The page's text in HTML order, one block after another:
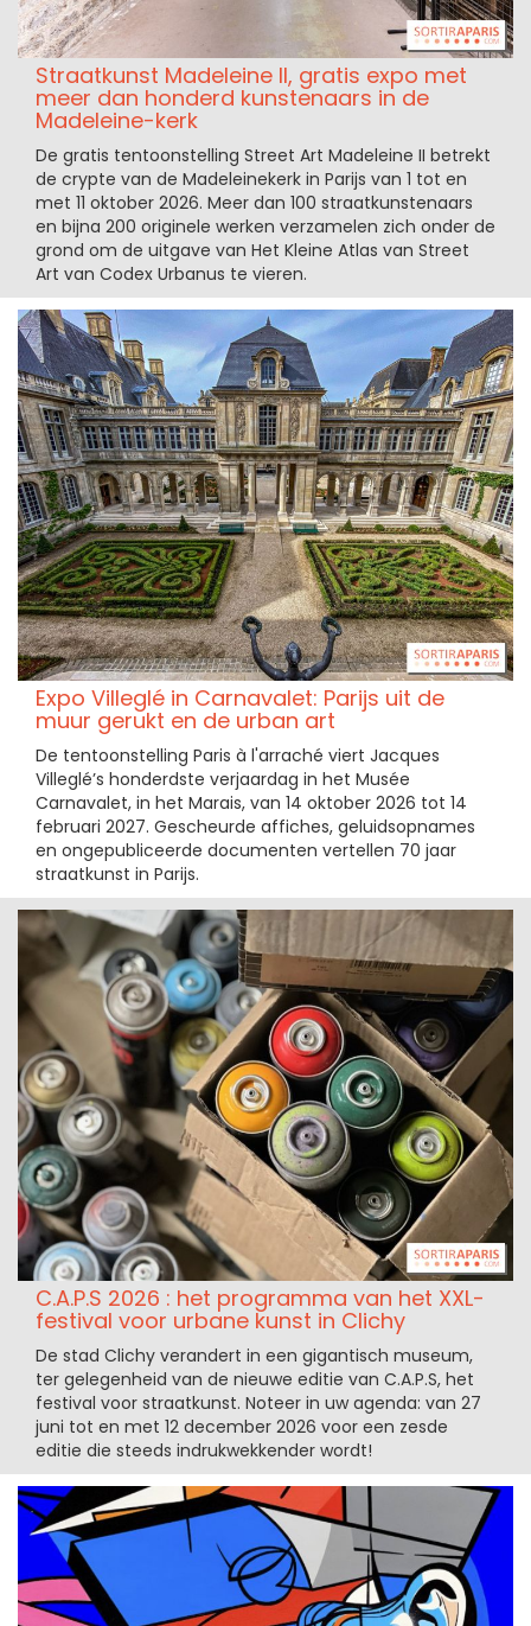
Straatkunst Madeleine II, gratis expo met
meer dan honderd kunstenaars in de
Madeleine-kerk
De gratis tentoonstelling Street Art Madeleine II betrekt
de crypte van de Madeleinekerk in Parijs van 1 tot en
met 11 oktober 2026. Meer dan 100 straatkunstenaars
en bijna 200 originele werken verzamelen zich onder de
grond om de uitgave van Het Kleine Atlas van Street
Art van Codex Urbanus te vieren.
Expo Villeglé in Carnavalet: Parijs uit de
muur gerukt en de urban art
De tentoonstelling Paris à l'arraché viert Jacques
Villeglé’s honderdste verjaardag in het Musée
Carnavalet, in het Marais, van 14 oktober 2026 tot 14
februari 2027. Gescheurde affiches, geluidsopnames
en ongepubliceerde documenten vertellen 70 jaar
straatkunst in Parijs.
C.A.P.S 2026 : het programma van het XXL-
festival voor urbane kunst in Clichy
De stad Clichy verandert in een gigantisch museum,
ter gelegenheid van de nieuwe editie van C.A.P.S, het
festival voor straatkunst. Noteer in uw agenda: van 27
juni tot en met 12 december 2026 voor een zesde
editie die steeds indrukwekkender wordt!